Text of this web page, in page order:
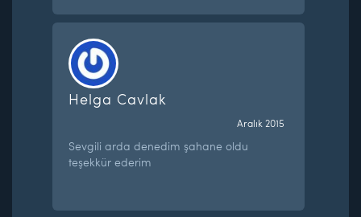
Helga Cavlak
Aralık 2015
Sevgili arda denedim şahane oldu
teşekkür ederim